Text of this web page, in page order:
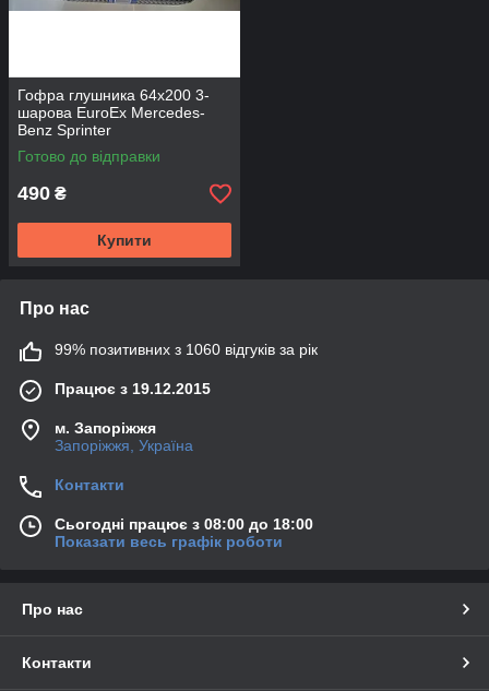
Гофра глушника 64х200 3-
шарова EuroEx Mercedes-
Benz Sprinter
Готово до відправки
490 ₴
Купити
Про нас
99% позитивних з 1060 відгуків за рік
Працює з 19.12.2015
м. Запоріжжя
Запоріжжя, Україна
Контакти
Сьогодні працює з 08:00 до 18:00
Показати весь графік роботи
Про нас
Контакти